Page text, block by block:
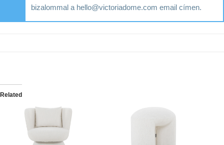
bizalommal a hello@victoriadome.com email címen.
Related